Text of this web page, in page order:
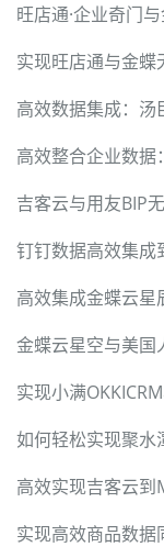
旺店通·企业奇门
实现旺店通与金
高效数据集成：
高效整合企业数
吉客云与用友BIP
钉钉数据高效集成
高效集成金蝶云星
实现小满
如何轻松实现聚水
高效实现吉客云到
实现高效商品数据